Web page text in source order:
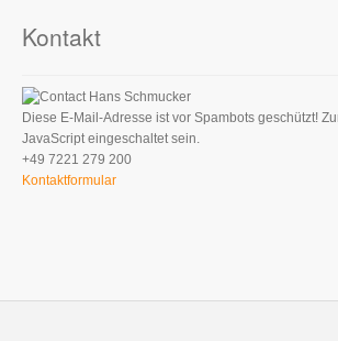
Kontakt
Hans Schmucker
Diese E-Mail-Adresse ist vor Spambots geschützt!
JavaScript eingeschaltet sein.
+49 7221 279 200
Kontaktformular